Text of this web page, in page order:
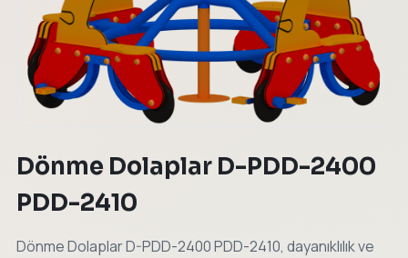
Dönme Dolaplar D-PDD-2400
PDD-2410
Dönme Dolaplar D-PDD-2400 PDD-2410, dayanıklılık ve